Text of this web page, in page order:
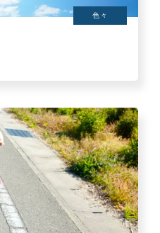
色々